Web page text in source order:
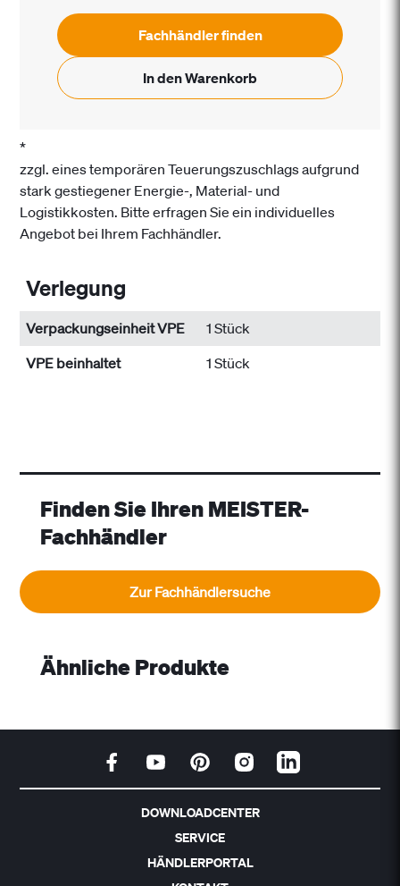
Fachhändler finden
In den Warenkorb
*
zzgl. eines temporären Teuerungszuschlags aufgrund
stark gestiegener Energie-, Material- und
Logistikkosten. Bitte erfragen Sie ein individuelles
Angebot bei Ihrem Fachhändler.
Verlegung
Verpackungseinheit VPE
1 Stück
VPE beinhaltet
1 Stück
Finden Sie Ihren MEISTER-
Fachhändler
Zur Fachhändlersuche
Ähnliche Produkte
DOWNLOADCENTER
SERVICE
HÄNDLERPORTAL